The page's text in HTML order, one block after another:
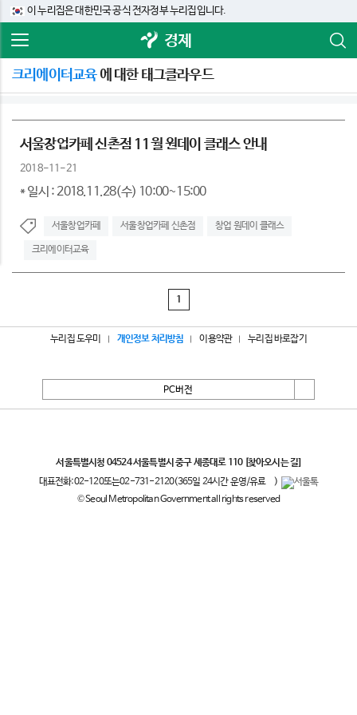
이 누리집은 대한민국 공식 전자정부 누리집입니다.
경제
크리에이터교육에 대한 태그클라우드
서울창업카페 신촌점 11월 원데이 클래스 안내
2018-11-21
* 일시 : 2018.11.28(수) 10:00~15:00
서울창업카페 서울창업카페 신촌점 창업 원데이 클래스
크리에이터교육
1
누리집 도우미 개인정보 처리방침 이용약관 누리집 바로잡기
PC버전
서울특별시청 04524 서울특별시 중구 세종대로 110 [찾아오시는 길]
대표전화:02-120또는02-731-2120(365일 24시간 운영/유료
)
© Seoul Metropolitan Government all rights reserved